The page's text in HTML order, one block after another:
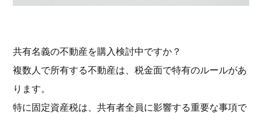
共有名義の不動産を購入検討中ですか？
複数人で所有する不動産は、税金面で特有のルールがあ
ります。
特に固定資産税は、共有者全員に影響する重要な事項で